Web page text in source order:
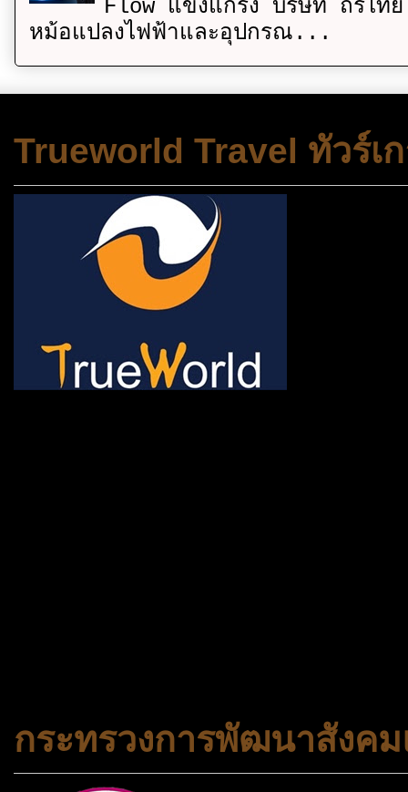
Flow แข็งแกร่ง บริษัท ถิรไ
หม้อแปลงไฟฟ้าและอุปกรณ...
Trueworld Travel ทัวร์เ
กระทรวงการพัฒนาสังค